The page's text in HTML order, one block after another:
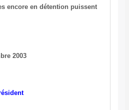
encore en détention puissent
2003